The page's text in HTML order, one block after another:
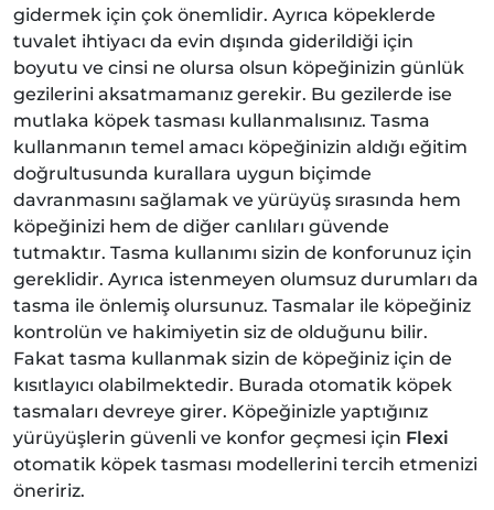
gidermek için çok önemlidir. Ayrıca köpeklerde
tuvalet ihtiyacı da evin dışında giderildiği için
boyutu ve cinsi ne olursa olsun köpeğinizin günlük
gezilerini aksatmamanız gerekir. Bu gezilerde ise
mutlaka köpek tasması kullanmalısınız. Tasma
kullanmanın temel amacı köpeğinizin aldığı eğitim
doğrultusunda kurallara uygun biçimde
davranmasını sağlamak ve yürüyüş sırasında hem
köpeğinizi hem de diğer canlıları güvende
tutmaktır. Tasma kullanımı sizin de konforunuz için
gereklidir. Ayrıca istenmeyen olumsuz durumları da
tasma ile önlemiş olursunuz. Tasmalar ile köpeğiniz
kontrolün ve hakimiyetin siz de olduğunu bilir.
Fakat tasma kullanmak sizin de köpeğiniz için de
kısıtlayıcı olabilmektedir. Burada otomatik köpek
tasmaları devreye girer. Köpeğinizle yaptığınız
yürüyüşlerin güvenli ve konfor geçmesi için Flexi
otomatik köpek tasması modellerini tercih etmenizi
öneririz.